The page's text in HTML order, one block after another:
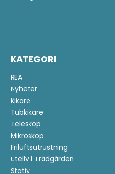
KATEGORI
REA
Nyheter
Kikare
Tubkikare
Teleskop
Mikroskop
Friluftsutrustning
Uteliv i Trädgården
Stativ